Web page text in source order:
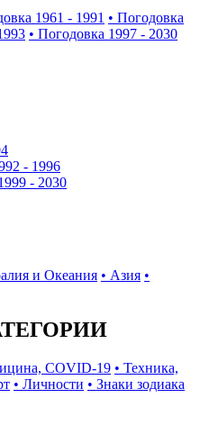
1961 - 1991 • Погодовка
• Погодовка 1997 - 2030
- 1996
- 2030
и Океания • Азия •
COVID-19 • Техника,
• Личности • Знаки зодиака